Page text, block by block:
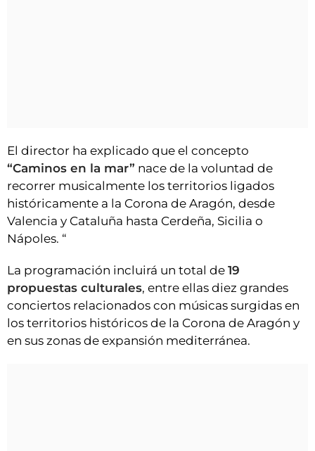
El director ha explicado que el concepto
“Caminos en la mar” nace de la voluntad de
recorrer musicalmente los territorios ligados
históricamente a la Corona de Aragón, desde
Valencia y Cataluña hasta Cerdeña, Sicilia o
Nápoles. “
La programación incluirá un total de 19
propuestas culturales, entre ellas diez grandes
conciertos relacionados con músicas surgidas en
los territorios históricos de la Corona de Aragón y
en sus zonas de expansión mediterránea.